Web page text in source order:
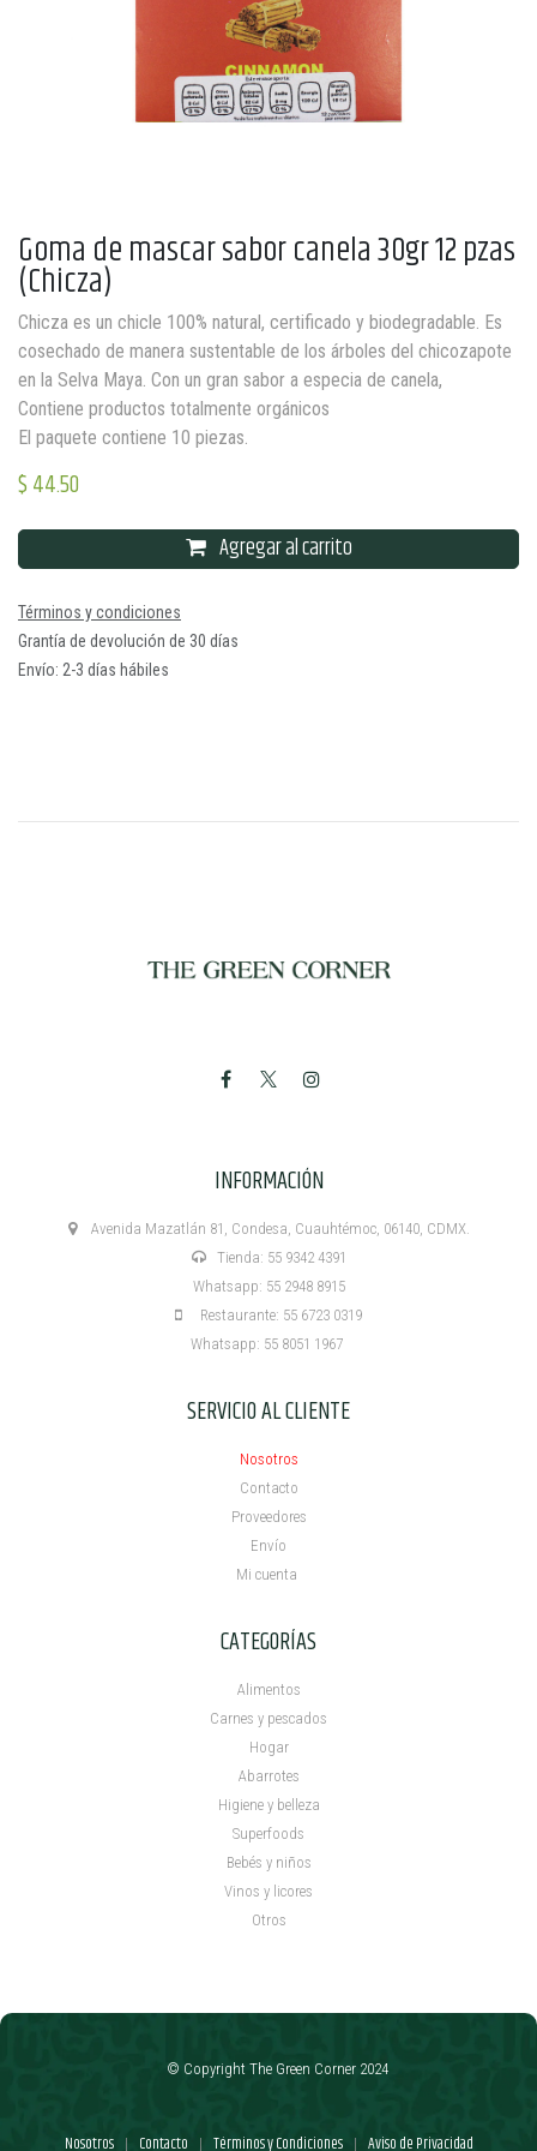
Goma de mascar sabor canela 30gr 12 pzas
(Chicza)
Chicza es un chicle 100% natural, certificado y biodegradable. Es
cosechado de manera sustentable de los árboles del chicozapote
en la Selva Maya. Con un gran sabor a especia de canela,
Contiene productos totalmente orgánicos
El paquete contiene 10 piezas.
$44.50
Agregar al carrito
Términos y condiciones
Grantía de devolución de 30 días
Envío: 2-3 días hábiles
INFORMACIÓN
Avenida Mazatlán 81, Condesa, Cuauhtémoc, 06140, CDMX.
Tienda: 55 9342 4391
Whatsapp: 55 2948 8915
Restaurante: 55 6723 0319
Whatsapp: 55 8051 1967
SERVICIO AL CLIENTE
Nosotros
Contacto
Proveedores
Envío
Mi cuenta ​
CATEGORÍAS
Alimentos
Carnes y pescados
Hogar
Abarrotes
Higiene y belleza
Superfoods
Bebés y niños
Vinos y licores
Otros
Nosotros | Contacto | Términos y Condiciones | Aviso de Privacidad
© Copyright The Green Corner 2024